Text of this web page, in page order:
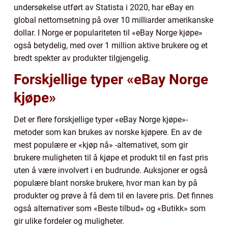
undersøkelse utført av Statista i 2020, har eBay en
global nettomsetning på over 10 milliarder amerikanske
dollar. I Norge er populariteten til «eBay Norge kjøpe»
også betydelig, med over 1 million aktive brukere og et
bredt spekter av produkter tilgjengelig.
Forskjellige typer «eBay Norge
kjøpe»
Det er flere forskjellige typer «eBay Norge kjøpe»-
metoder som kan brukes av norske kjøpere. En av de
mest populære er «kjøp nå» -alternativet, som gir
brukere muligheten til å kjøpe et produkt til en fast pris
uten å være involvert i en budrunde. Auksjoner er også
populære blant norske brukere, hvor man kan by på
produkter og prøve å få dem til en lavere pris. Det finnes
også alternativer som «Beste tilbud» og «Butikk» som
gir ulike fordeler og muligheter.